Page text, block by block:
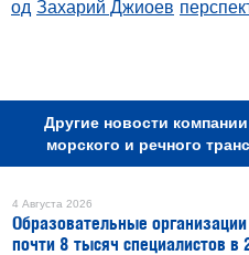
од Захарий Джиоев
Другие новости
морского и речного
4 Августа 2026
Образовательные
почти 8 тысяч специалистов в